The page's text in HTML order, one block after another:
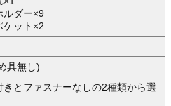
ダー×9
ット×2
具無し)
きとファスナーなしの2種類から選